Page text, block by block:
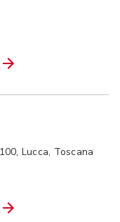
Lucca, Toscana